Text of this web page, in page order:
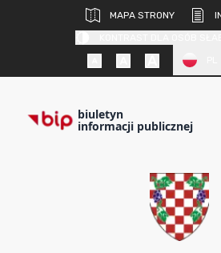
MAPA STRONY
biuletyn
informacji publicznej